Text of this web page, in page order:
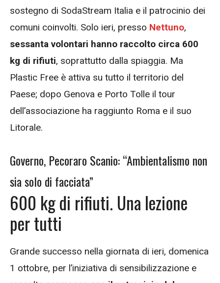
sostegno di SodaStream Italia e il patrocinio dei
comuni coinvolti. Solo ieri, presso Nettuno,
sessanta volontari hanno raccolto circa 600
kg di rifiuti, soprattutto dalla spiaggia. Ma
Plastic Free è attiva su tutto il territorio del
Paese; dopo Genova e Porto Tolle il tour
dell’associazione ha raggiunto Roma e il suo
Litorale.
Governo, Pecoraro Scanio: “Ambientalismo non
sia solo di facciata”
600 kg di rifiuti. Una lezione
per tutti
Grande successo nella giornata di ieri, domenica
1 ottobre, per l’iniziativa di sensibilizzazione e